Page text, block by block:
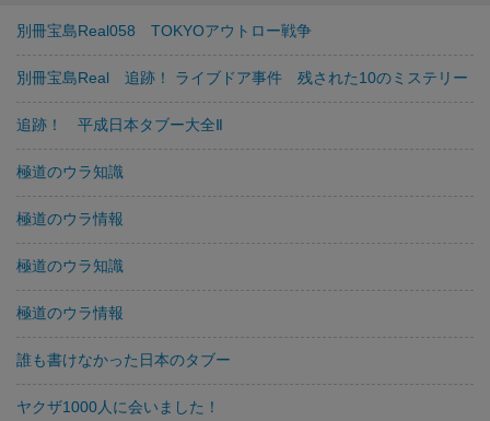
別冊宝島Real058 TOKYOアウトロー戦争
別冊宝島Real 追跡！ ライブドア事件 残された10のミステリー
追跡！ 平成日本タブー大全Ⅱ
極道のウラ知識
極道のウラ情報
極道のウラ知識
極道のウラ情報
誰も書けなかった日本のタブー
ヤクザ1000人に会いました！